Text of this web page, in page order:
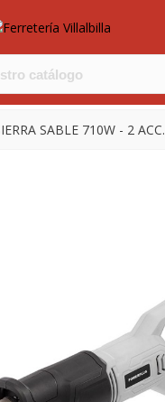
SABLE 710W - 2 ACC.